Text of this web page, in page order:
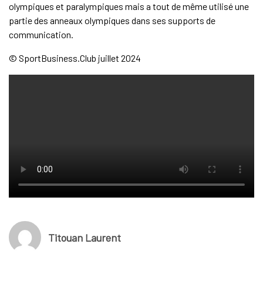
olympiques et paralympiques mais a tout de même utilisé une
partie des anneaux olympiques dans ses supports de
communication.
© SportBusiness.Club juillet 2024
Titouan Laurent